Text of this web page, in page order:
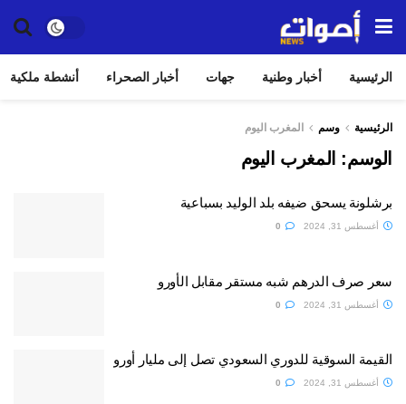
الرئيسية أخبار وطنية جهات أخبار الصحراء أنشطة ملكية
الرئيسية وسم المغرب اليوم
الوسم: المغرب اليوم
برشلونة يسحق ضيفه بلد الوليد بسباعية
أغسطس 31, 2024
سعر صرف الدرهم شبه مستقر مقابل الأورو
أغسطس 31, 2024
القيمة السوقية للدوري السعودي تصل إلى مليار أورو
أغسطس 31, 2024